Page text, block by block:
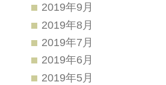
2019年9月
2019年8月
2019年7月
2019年6月
2019年5月